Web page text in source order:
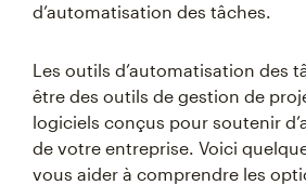
d’automatisation des tâches.
Les outils d’automatisation des
être des outils de gestion de
logiciels conçus pour soutenir
de votre entreprise. Voici
vous aider à comprendre les